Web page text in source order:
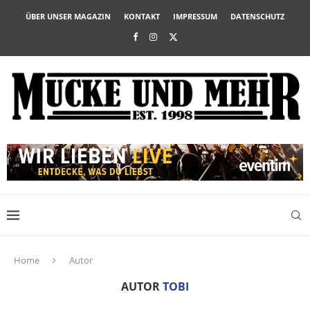
ÜBER UNSER MAGAZIN KONTAKT IMPRESSUM DATENSCHUTZ
Home Autor
AUTORTOBI